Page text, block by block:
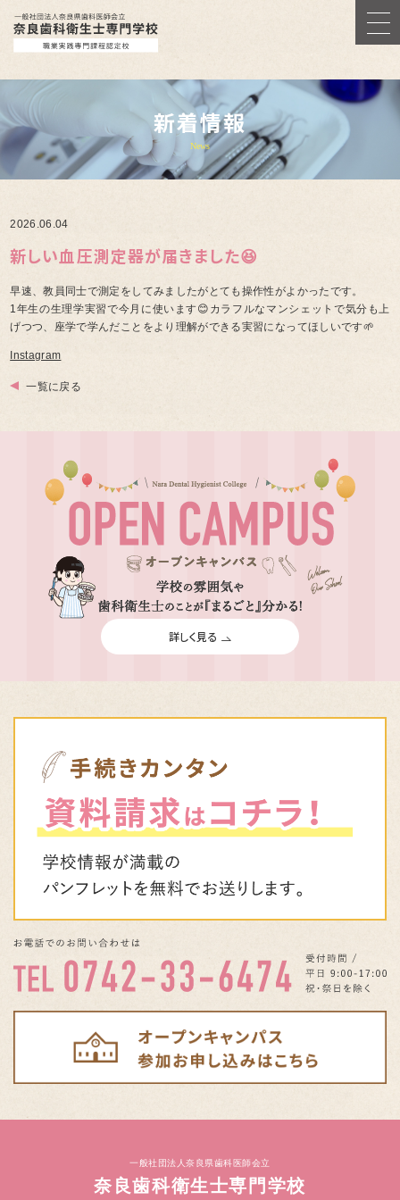
新着情報
News
2026.06.04
新しい血圧測定器が届きました😆
早速、教員同士で測定をしてみましたがとても操作性がよかったです。
1年生の生理学実習で今月に使います😊カラフルなマンシェットで気分も上
げつつ、座学で学んだことをより理解ができる実習になってほしいです🌱
Instagram
一覧に戻る
詳しく見る
一般社団法人奈良県歯科医師会立
奈良歯科衛生士専門学校